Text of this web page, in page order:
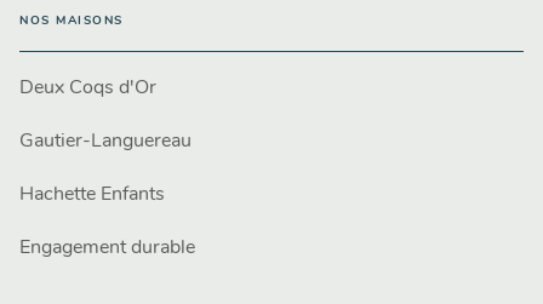
NOS MAISONS
Deux Coqs d'Or
Gautier-Languereau
Hachette Enfants
Engagement durable